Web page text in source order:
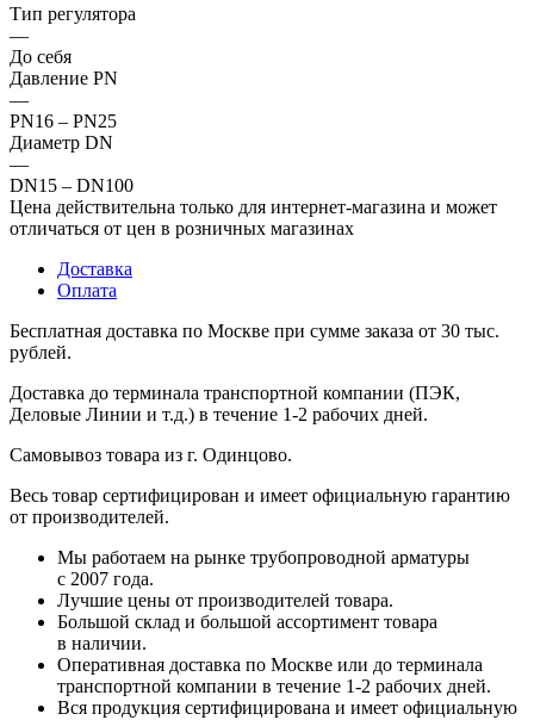
Тип регулятора
—
До себя
Давление PN
—
PN16 – PN25
Диаметр DN
—
DN15 – DN100
Цена действительна только для интернет-магазина и может
отличаться от цен в розничных магазинах
Доставка
Оплата
Бесплатная доставка по Москве при сумме заказа от 30 тыс.
рублей.
Доставка до терминала транспортной компании (ПЭК,
Деловые Линии и т.д.) в течение 1-2 рабочих дней.
Самовывоз товара из г. Одинцово.
Весь товар сертифицирован и имеет официальную гарантию
от производителей.
Мы работаем на рынке трубопроводной арматуры
с 2007 года.
Лучшие цены от производителей товара.
Большой склад и большой ассортимент товара
в наличии.
Оперативная доставка по Москве или до терминала
транспортной компании в течение 1-2 рабочих дней.
Вся продукция сертифицирована и имеет официальную